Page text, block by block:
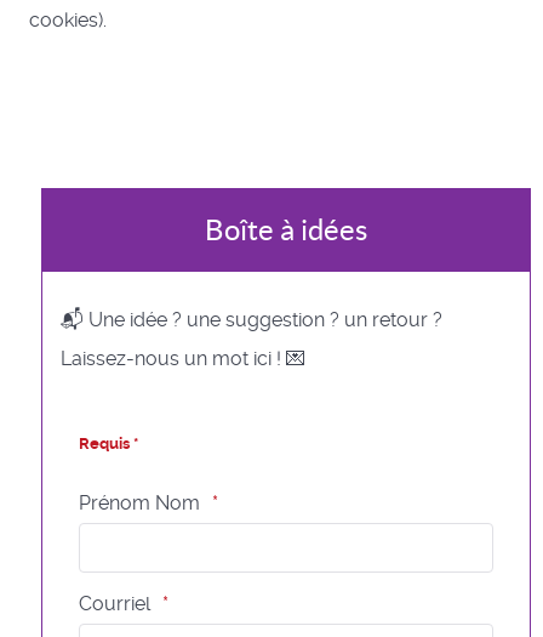
cookies).
Boîte à idées
📬 Une idée ? une suggestion ? un retour ?
Laissez-nous un mot ici ! 💌
Requis *
Prénom Nom
Courriel